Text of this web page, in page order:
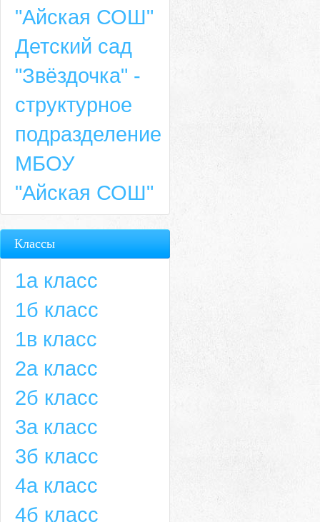
"Айская СОШ"
Детский сад
"Звёздочка" -
структурное
подразделение
МБОУ
"Айская СОШ"
Классы
1а класс
1б класс
1в класс
2а класс
2б класс
3а класс
3б класс
4а класс
4б класс